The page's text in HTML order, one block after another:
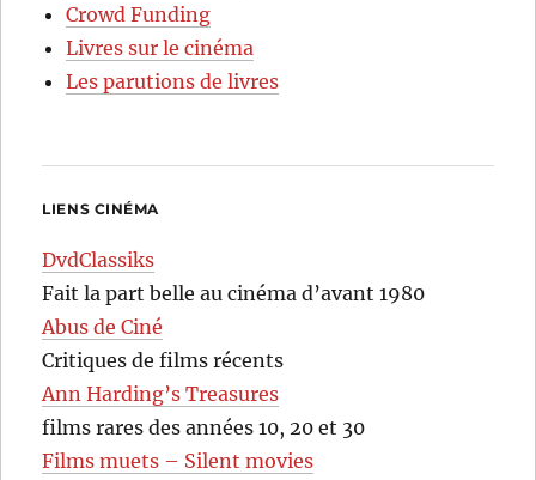
Crowd Funding
Livres sur le cinéma
Les parutions de livres
LIENS CINÉMA
DvdClassiks
Fait la part belle au cinéma d’avant 1980
Abus de Ciné
Critiques de films récents
Ann Harding’s Treasures
films rares des années 10, 20 et 30
Films muets – Silent movies